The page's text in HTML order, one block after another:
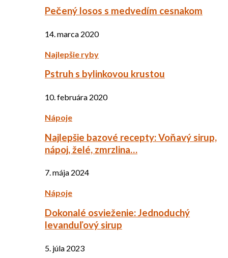
Pečený losos s medvedím cesnakom
14. marca 2020
Najlepšie ryby
Pstruh s bylinkovou krustou
10. februára 2020
Nápoje
Najlepšie bazové recepty: Voňavý sirup,
nápoj, želé, zmrzlina…
7. mája 2024
Nápoje
Dokonalé osvieženie: Jednoduchý
levanduľový sirup
5. júla 2023